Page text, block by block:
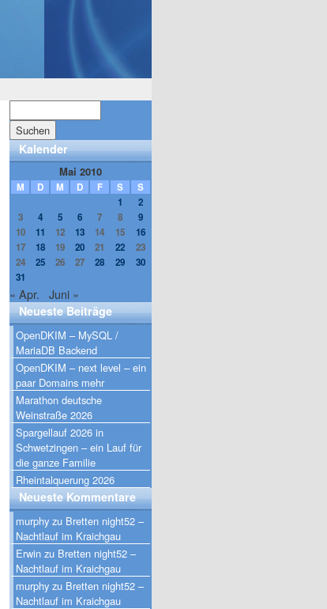
Kalender
Mai 2010
M D M D F S
S
1
2
3
4 5 6 7 8
9
10
11 12 13 14 15
16
17
18 19 20 21 22
23
24
25 26 27 28 29
30
31
« Apr. Juni »
Neueste Beiträge
OpenDKIM – MySQL /
MariaDB Backend
OpenDKIM – next level – ein
paar Domains mehr
Marathon deutsche
Weinstraße 2026
Spargellauf 2026 in
Schwetzingen – ein Lauf für
die ganze Familie
Rheintalquerung 2026
Neueste Kommentare
murphy zu Bretten night52 –
Nachtlauf im Kraichgau
Erwin zu Bretten night52 –
Nachtlauf im Kraichgau
murphy zu Bretten night52 –
Nachtlauf im Kraichgau